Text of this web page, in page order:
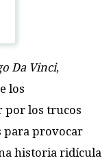
Da Vinci,
los
por los trucos
para provocar
historia ridícula